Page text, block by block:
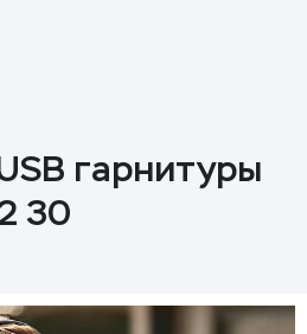
гарнитуры
30